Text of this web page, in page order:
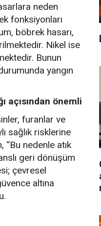
neden
fonksiyonları
böbrek hasarı,
Nikel ise
Bunun
yangın
açısından önemli
furanlar ve
sağlık risklerine
nedenle atık
geri dönüşüm
çevresel
altına